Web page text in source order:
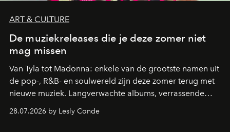
ART & CULTURE
De muziekreleases die je deze zomer niet
mag missen
Van Tyla tot Madonna: enkele van de grootste namen uit
de pop-, R&B- en soulwereld zijn deze zomer terug met
nieuwe muziek. Langverwachte albums, verrassende
comebacks en veelbelovende nieuwe projecten: dit zijn
de releases die je niet mag missen.
28.07.2026 by Lesly Conde